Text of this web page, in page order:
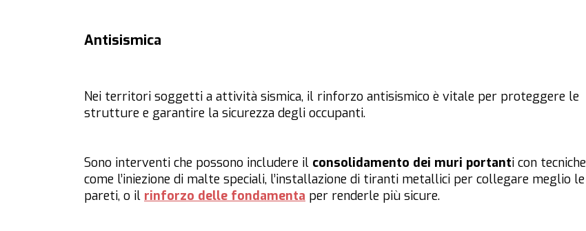
Antisismica
Nei territori soggetti a attività sismica, il rinforzo antisismico è vitale per proteggere le
strutture e garantire la sicurezza degli occupanti.
Sono interventi che possono includere il consolidamento dei muri portanti con tecniche
come l’iniezione di malte speciali, l’installazione di tiranti metallici per collegare meglio le
pareti, o il rinforzo delle fondamenta per renderle più sicure.